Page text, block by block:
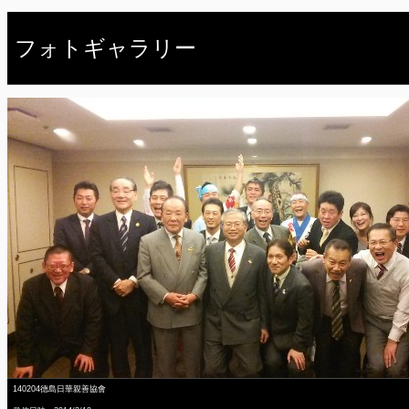
フォトギャラリー
140204德島日華親善協會